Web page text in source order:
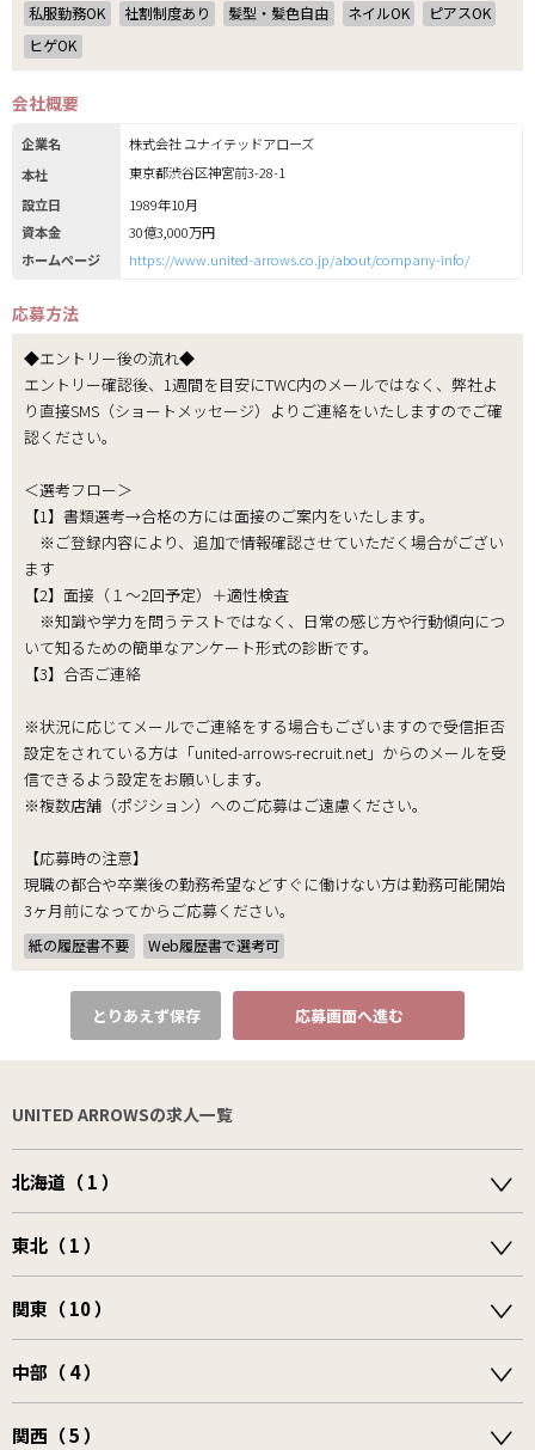
私服勤務OK 社割制度あり 髪型・髪色自由 ネイルOK
ピアスOK
ヒゲOK
会社概要
企業名
株式会社 ユナイテッドアローズ
本社
東京都渋谷区神宮前3-28-1
設立日
1989年10月
資本金
30億3,000万円
ホームページ
https://www.united-arrows.co.jp/about/company-info/
応募方法
◆エントリー後の流れ◆
エントリー確認後、1週間を目安にTWC内のメールではなく、弊社よ
り直接SMS（ショートメッセージ）よりご連絡をいたしますのでご確
認ください。
＜選考フロー＞
【1】書類選考→合格の方には面接のご案内をいたします。
※ご登録内容により、追加で情報確認させていただく場合がござい
ます
【2】面接（１～2回予定）＋適性検査
※知識や学力を問うテストではなく、日常の感じ方や行動傾向につ
いて知るための簡単なアンケート形式の診断です。
【3】合否ご連絡
※状況に応じてメールでご連絡をする場合もございますので受信拒否
設定をされている方は「united-arrows-recruit.net」からのメールを受
信できるよう設定をお願いします。
※複数店舗（ポジション）へのご応募はご遠慮ください。
【応募時の注意】
現職の都合や卒業後の勤務希望などすぐに働けない方は勤務可能開始
3ヶ月前になってからご応募ください。
紙の履歴書不要 Web履歴書で選考可
とりあえず保存 応募画面へ進む
UNITED ARROWSの求人一覧
北海道（ 1 ）
東北（ 1 ）
関東（ 10 ）
中部（ 4 ）
関西（ 5 ）